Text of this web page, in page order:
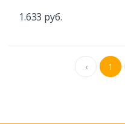
1.633 руб.
‹ 1